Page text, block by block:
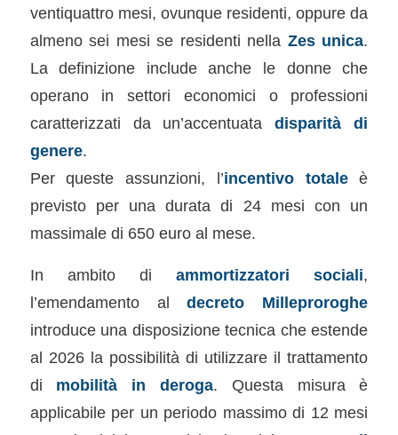
ventiquattro mesi, ovunque residenti, oppure da
almeno sei mesi se residenti nella Zes unica.
La definizione include anche le donne che
operano in settori economici o professioni
caratterizzati da un’accentuatadisparità di
genere.
Per queste assunzioni, l’incentivo totaleè
previsto per una durata di 24 mesi con un
massimale di 650 euro al mese.
In ambito diammortizzatori sociali,
l’emendamento aldecreto Milleproroghe
introduce una disposizione tecnica che estende
al 2026 la possibilità di utilizzare il trattamento
di mobilità in deroga. Questa misura è
applicabile per un periodo massimo di 12 mesi